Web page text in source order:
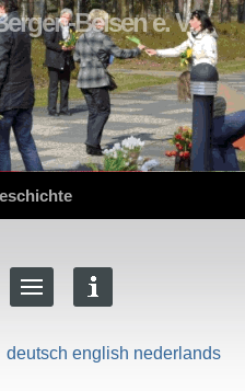
Belsen e. V.
deutsch english nederlands